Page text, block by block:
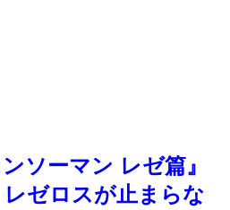
ソーマン レゼ篇』
ゼロスが止まらな